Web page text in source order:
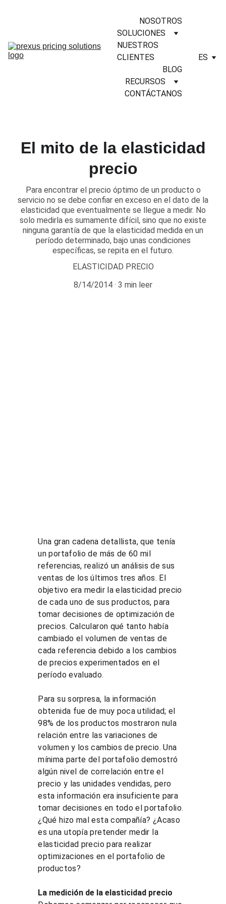
NOSOTROS
SOLUCIONES
NUESTROS
CLIENTES
BLOG
RECURSOS
CONTÁCTANOS
ES
El mito de la elasticidad
precio
​Para encontrar el precio óptimo de un producto o
servicio no se debe confiar en exceso en el dato de la
elasticidad que eventualmente se llegue a medir. No
solo medirla es sumamente difícil, sino que no existe
ninguna garantía de que la elasticidad medida en un
período determinado, bajo unas condiciones
específicas, se repita en el futuro.
ELASTICIDAD PRECIO
8/14/2014 3 min leer
​Una gran cadena detallista, que tenía
un portafolio de más de 60 mil
referencias, realizó un análisis de sus
ventas de los últimos tres años. El
objetivo era medir la elasticidad precio
de cada uno de sus productos, para
tomar decisiones de optimización de
precios. Calcularon qué tanto había
cambiado el volumen de ventas de
cada referencia debido a los cambios
de precios experimentados en el
período evaluado.
Para su sorpresa, la información
obtenida fue de muy poca utilidad; el
98% de los productos mostraron nula
relación entre las variaciones de
volumen y los cambios de precio. Una
mínima parte del portafolio demostró
algún nivel de correlación entre el
precio y las unidades vendidas, pero
esta información era insuficiente para
tomar decisiones en todo el portafolio.
¿Qué hizo mal esta compañía? ¿Acaso
es una utopía pretender medir la
elasticidad precio para realizar
optimizaciones en el portafolio de
productos?
La medición de la elasticidad precio